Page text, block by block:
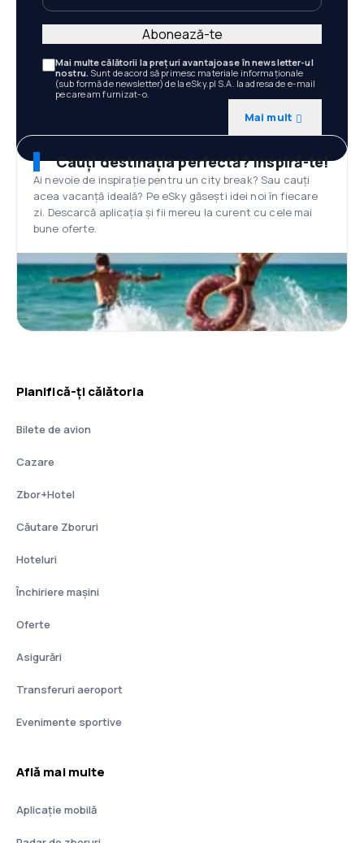
Mai multe călătorii la prețuri avantajoase în newsletter-ul
nostru. Sunt de acord să primesc materiale informaționale
(sub formă de newsletter) de la eSky.pl S.A. la adresa de e-mail
pe care am furnizat-o.
Mai mult
Abonează-te
Cauți destinația perfectă? Inspiră-te!
Ai nevoie de inspirație pentru un city break? Sau cauți
acea vacanță ideală? Pe eSky găsești idei noi în fiecare
zi. Descarcă aplicația și fii mereu la curent cu cele mai
bune oferte.
Planifică-ți călătoria
Bilete de avion
Cazare
Zbor+Hotel
Căutare Zboruri
Hoteluri
Închiriere mașini
Oferte
Asigurări
Transferuri aeroport
Evenimente sportive
Află mai multe
Aplicație mobilă